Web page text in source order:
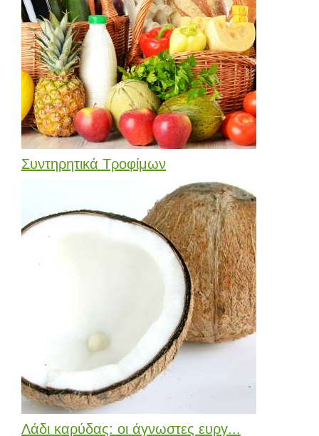
Συντηρητικά Τροφίμων
Λάδι καρύδας: οι άγνωστες ευργ...